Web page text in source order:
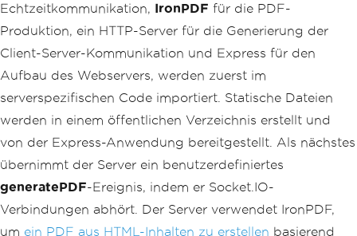
            socket
.emit ('error', erro
r.message );
});
    socket
. on( 'disconnect', () =>
{
        console
.log('user disconnecte
);
});
});
// Function to generate a PDF from pro
vided HTML content
const generatePDF = async ) => {
Echtzeitkommunikation, IronPDF für die PDF-
Produktion, ein HTTP-Server für die Generierung der
Client-Server-Kommunikation und Express für den
Aufbau des Webservers, werden zuerst im
serverspezifischen Code importiert. Statische Dateien
werden in einem öffentlichen Verzeichnis erstellt und
von der Express-Anwendung bereitgestellt. Als nächstes
übernimmt der Server ein benutzerdefiniertes
generatePDF-Ereignis, indem er Socket.IO-
Verbindungen abhört. Der Server verwendet IronPDF,
um ein PDF aus HTML-Inhalten zu erstellen basierend